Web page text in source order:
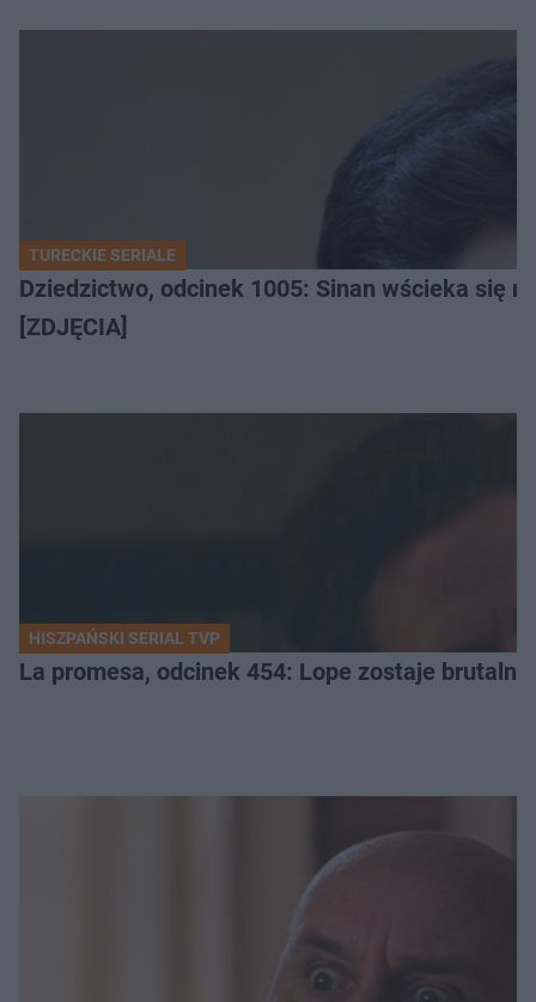
TURECKIE SERIALE
Dziedzictwo, odcinek 1005: Sinan wścieka się
[ZDJĘCIA]
HISZPAŃSKI SERIAL TVP
La promesa, odcinek 454: Lope zostaje